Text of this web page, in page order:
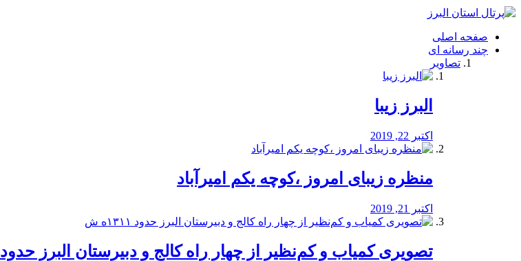
فصد
شرق
تهران
خشکشویی
صفحه اصلی
چند رسانه ای
تصاویر
البرز زیبا
اکتبر 22, 2019
منظره‌‌ زیبای امروز ،کوچه یکم امیرآباد
اکتبر 21, 2019
️تصویری کمیاب و کم‌نظیر از چهار راه كالج و دبيرستان البرز حدود ۱۳۱۱ه ش